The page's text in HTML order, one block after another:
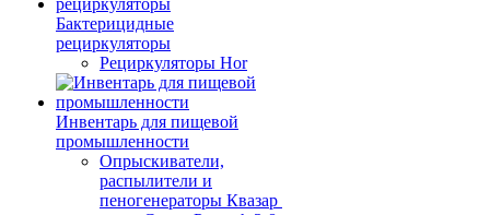
Бактерицидные
рециркуляторы
Рециркуляторы Hor
Инвентарь для пищевой
промышленности
Опрыскиватели,
распылители и
пеногенераторы Квазар